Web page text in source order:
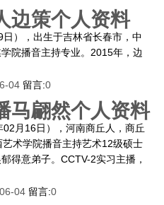
边策个人资料
），出生于吉林省长春市，中
院播音主持专业。2015年，边
04 留言:0
马翩然个人资料
月16日），河南商丘人，商丘
术学院播音主持艺术12级硕士
得意弟子。CCTV-2实习主播，
04 留言:0